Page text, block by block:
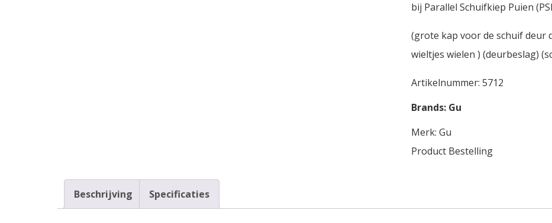
bij Parallel Schuifkiep Puien
(grote kap voor de schuif deur
wieltjes wielen ) (deurbeslag)
Artikelnummer: 5712
Brands: Gu
Merk: Gu
Product Bestelling
Beschrijving Specificaties